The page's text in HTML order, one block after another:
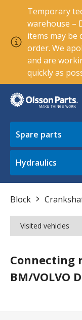
Temporary
warehouse –
items may be
order. We
and are
quickly as
Spare parts
Hydraulics
Block
Visited vehicles
Connecting
BM/VOLVO